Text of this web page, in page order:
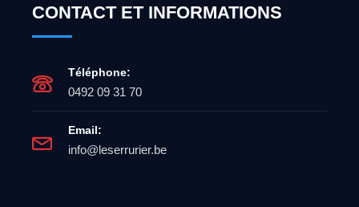
CONTACT ET INFORMATIONS
Téléphone:
0492 09 31 70
Email:
info@leserrurier.be